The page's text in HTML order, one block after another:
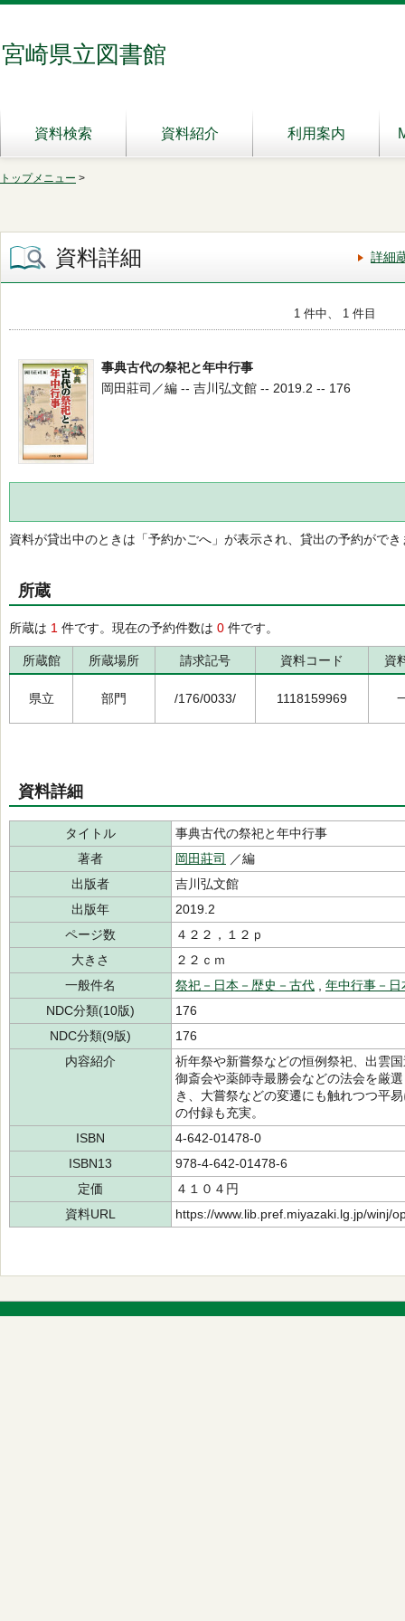
宮崎県立図書館
資料検索 資料紹介 利用案内
トップメニュー >
資料詳細 詳細
1 件中、 1 件目
事典古代の祭祀と年中行事
岡田莊司／編 -- 吉川弘文館 -- 2019.2 -- 176
資料が貸出中のときは「予約かごへ」が表示され、貸出の予約ができ
所蔵
所蔵は 1 件です。現在の予約件数は 0 件です。
所蔵館 所蔵場所 請求記号 資料コード 資
県立 部門 /176/0033/ 1118159969
資料詳細
タイトル
事典古代の祭祀と年中行事
著者
岡田莊司
／編
出版者
吉川弘文館
出版年
2019.2
ページ数
４２２，１２ｐ
大きさ
２２ｃｍ
一般件名
祭祀－日本－歴史－古代
年中行事－日
NDC分類(10版)
176
NDC分類(9版)
176
内容紹介
祈年祭や新嘗祭などの恒例祭祀、出雲
御斎会や薬師寺最勝会などの法会を厳
き、大嘗祭などの変遷にも触れつつ平
の付録も充実。
ISBN
4-642-01478-0
ISBN13
978-4-642-01478-6
定価
４１０４円
資料URL
https://www.lib.pref.miyazaki.lg.jp/winj/